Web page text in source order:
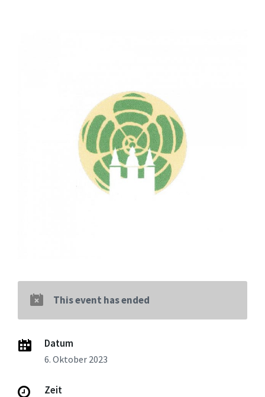
This event has ended
Datum
6. Oktober 2023
Zeit